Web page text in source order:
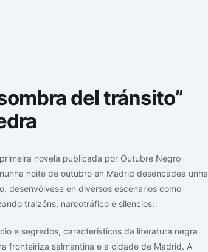
del tránsito”
novela publicada por Outubre Negro
noite de outubro en Madrid desencadea unha
desenvólvese en diversos escenarios como
traizóns, narcotráfico e silencios.
e segredos, característicos da literatura negra
fronteiriza salmantina e a cidade de Madrid. A